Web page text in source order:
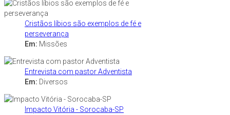
Cristãos líbios são exemplos de fé e
perseverança
Em: Missões
Entrevista com pastor Adventista
Em: Diversos
Impacto Vitória - Sorocaba-SP